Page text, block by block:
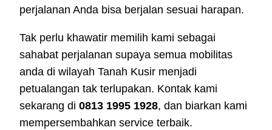
perjalanan Anda bisa berjalan sesuai harapan.
Tak perlu khawatir memilih kami sebagai
sahabat perjalanan supaya semua mobilitas
anda di wilayah Tanah Kusir menjadi
petualangan tak terlupakan. Kontak kami
sekarang di 0813 1995 1928, dan biarkan kami
mempersembahkan service terbaik.